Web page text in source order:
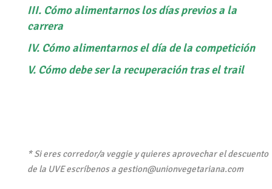
III. Cómo alimentarnos los días previos a la
carrera
IV. Cómo alimentarnos el día de la competición
V. Cómo debe ser la recuperación tras el trail
* Si eres corredor/a veggie y quieres aprovechar el descuento
de la UVE escríbenos a gestion@unionvegetariana.com